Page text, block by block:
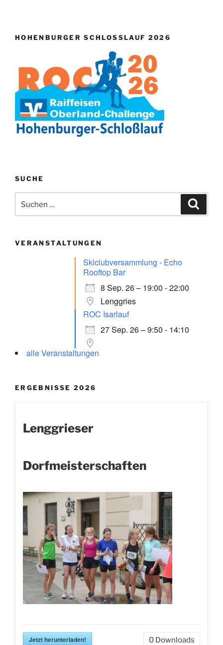
HOHENBURGER SCHLOSSLAUF 2026
SUCHE
nach:
VERANSTALTUNGEN
Sklclubversammlung - Echo
Rooftop Bar
8 Sep. 26 – 19:00 - 22:00
Lenggries
ROC Isarlauf
27 Sep. 26 – 9:50 - 14:10
alle Veranstaltungen
ERGEBNISSE 2026
Lenggrieser
Dorfmeisterschaften
Jetzt herunterladen! 0 Downloads